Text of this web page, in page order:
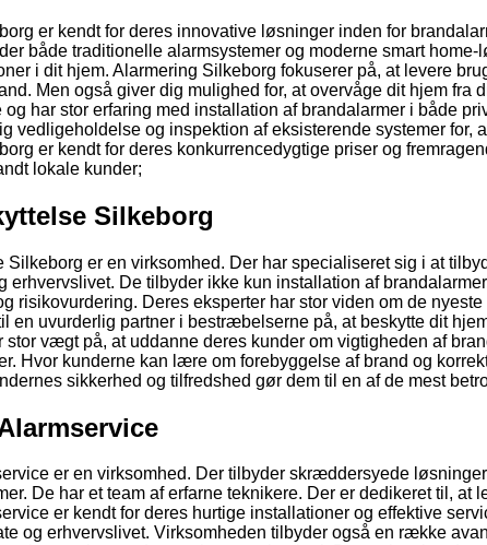
er kendt for deres innovative løsninger inden for
både traditionelle alarmsystemer og moderne smart
i dit hjem. Alarmering Silkeborg fokuserer på, at levere
Men også giver dig mulighed for, at overvåge dit hjem fra
og har stor erfaring med installation af brandalarmer i både
vedligeholdelse og inspektion af eksisterende systemer for,
er kendt for deres konkurrencedygtige priser og
lokale kunder;
Silkeborg
Silkeborg er en virksomhed. Der har specialiseret sig i at
erhvervslivet. De tilbyder ikke kun installation af
risikovurdering. Deres eksperter har stor viden om de
en uvurderlig partner i bestræbelserne på, at beskytte dit
vægt på, at uddanne deres kunder om vigtigheden af
Hvor kunderne kan lære om forebyggelse af brand og
sikkerhed og tilfredshed gør dem til en af de mest
er en virksomhed. Der tilbyder skræddersyede
De har et team af erfarne teknikere. Der er dedikeret til, at
er kendt for deres hurtige installationer og effektive
og erhvervslivet. Virksomheden tilbyder også en række